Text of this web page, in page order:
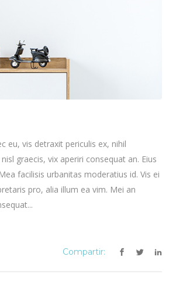
eu, vis detraxit periculis ex, nihil
graecis, vix aperiri consequat an. Eius
facilisis urbanitas moderatius id. Vis ei
pro, alia illum ea vim. Mei an
Compartir: